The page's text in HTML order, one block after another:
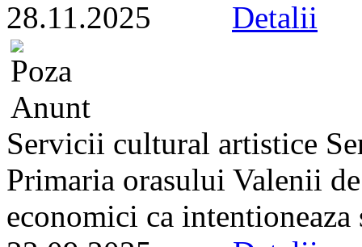
28.11.2025 Detalii
Servicii cultural artistice
Primaria orasului Valenii
economici ca